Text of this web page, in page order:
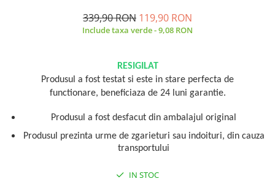
Vitrine pentru vinuri
Electrocasnice Mici
Accesorii aspiratoare
Aparate de bucatarie
339,90 RON 119,90 RON
Include taxa verde - 9,08 RON
RESIGILAT
Produsul a fost testat si este in stare perfecta de
functionare, beneficiaza de 24 luni garantie.
Produsul a fost desfacut din ambalajul original
Produsul prezinta urme de zgarieturi sau indoituri, din cauza
transportului
IN STOC